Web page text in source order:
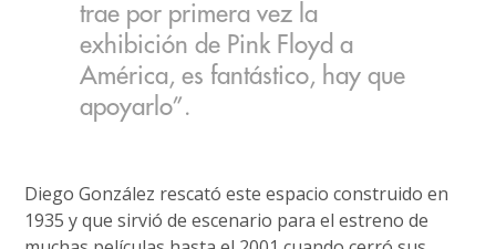
trae por primera vez la
exhibición de Pink Floyd a
América, es fantástico, hay que
apoyarlo”.
Diego González rescató este espacio construido en
1935 y que sirvió de escenario para el estreno de